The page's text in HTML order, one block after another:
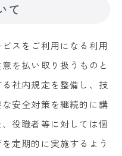
て
スをご利用になる利用
を払い取り扱うものと
社内規定を整備し、技
安全対策を継続的に講
役職者等に対しては個
定期的に実施するよう